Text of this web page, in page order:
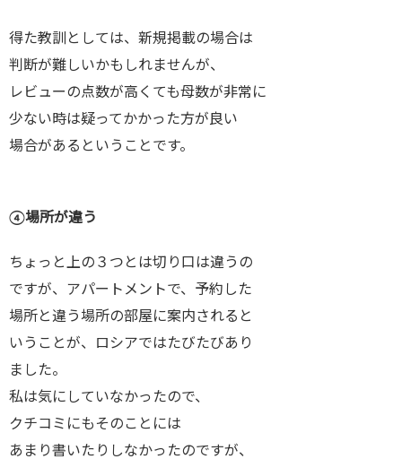
得た教訓としては、新規掲載の場合は
判断が難しいかもしれませんが、
レビューの点数が高くても母数が非常に
少ない時は疑ってかかった方が良い
場合があるということです。
④場所が違う
ちょっと上の３つとは切り口は違うの
ですが、アパートメントで、予約した
場所と違う場所の部屋に案内されると
いうことが、ロシアではたびたびあり
ました。
私は気にしていなかったので、
クチコミにもそのことには
あまり書いたりしなかったのですが、